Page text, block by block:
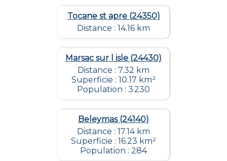
Tocane st apre (24350)
Distance : 14.16 km
Marsac sur l isle (24430)
Distance : 7.32 km
Superficie : 10.17 km²
Population : 3 230
Beleymas (24140)
Distance : 17.14 km
Superficie : 16.23 km²
Population : 284